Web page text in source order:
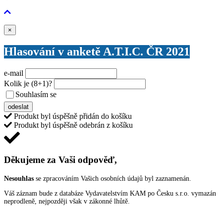
×
Hlasování v anketě A.T.I.C. ČR 2021
e-mail
Kolik je (8+1)?
Souhlasím se
odeslat
Produkt byl úspěšně přidán do košíku
Produkt byl úspěšně odebrán z košíku
Děkujeme za Vaši odpověď,
Nesouhlas se zpracováním Vašich osobních údajů byl zaznamenán.
Váš záznam bude z databáze Vydavatelstvím KAM po Česku s.r.o. vymazán
neprodleně, nejpozději však v zákonné lhůtě.